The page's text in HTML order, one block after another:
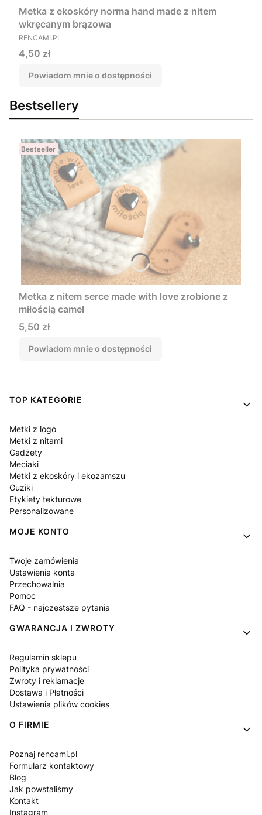
Metka z ekoskóry norma hand made z nitem
wkręcanym brązowa
PRODUCENT
RENCAMI.PL
Cena
4,50 zł
Powiadom mnie o dostępności
Bestsellery
Bestseller
Metka z nitem serce made with love zrobione z
miłością camel
Cena
5,50 zł
Powiadom mnie o dostępności
Linki w stopce
TOP KATEGORIE
Metki z logo
Metki z nitami
Gadżety
Meciaki
Metki z ekoskóry i ekozamszu
Guziki
Etykiety tekturowe
Personalizowane
MOJE KONTO
Twoje zamówienia
Ustawienia konta
Przechowalnia
Pomoc
FAQ - najczęstsze pytania
GWARANCJA I ZWROTY
Regulamin sklepu
Polityka prywatności
Zwroty i reklamacje
Dostawa i Płatności
Ustawienia plików cookies
O FIRMIE
Poznaj rencami.pl
Formularz kontaktowy
Blog
Jak powstaliśmy
Kontakt
Instagram